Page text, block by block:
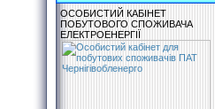
ОСОБИСТИЙ КАБІНЕТ
ПОБУТОВОГО СПОЖИВАЧА
ЕЛЕКТРОЕНЕРГІЇ